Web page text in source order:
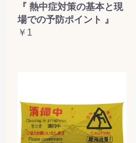
『 熱中症対策の基本と現
場での予防ポイント 』
￥1